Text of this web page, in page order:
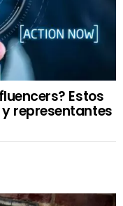
Estos
representantes